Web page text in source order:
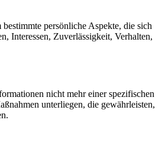
persönliche Aspekte, die sich
Interessen, Zuverlässigkeit, Verhalten,
nicht mehr einer spezifischen
unterliegen, die gewährleisten,